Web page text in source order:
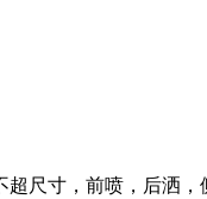
尺寸，前喷，后洒